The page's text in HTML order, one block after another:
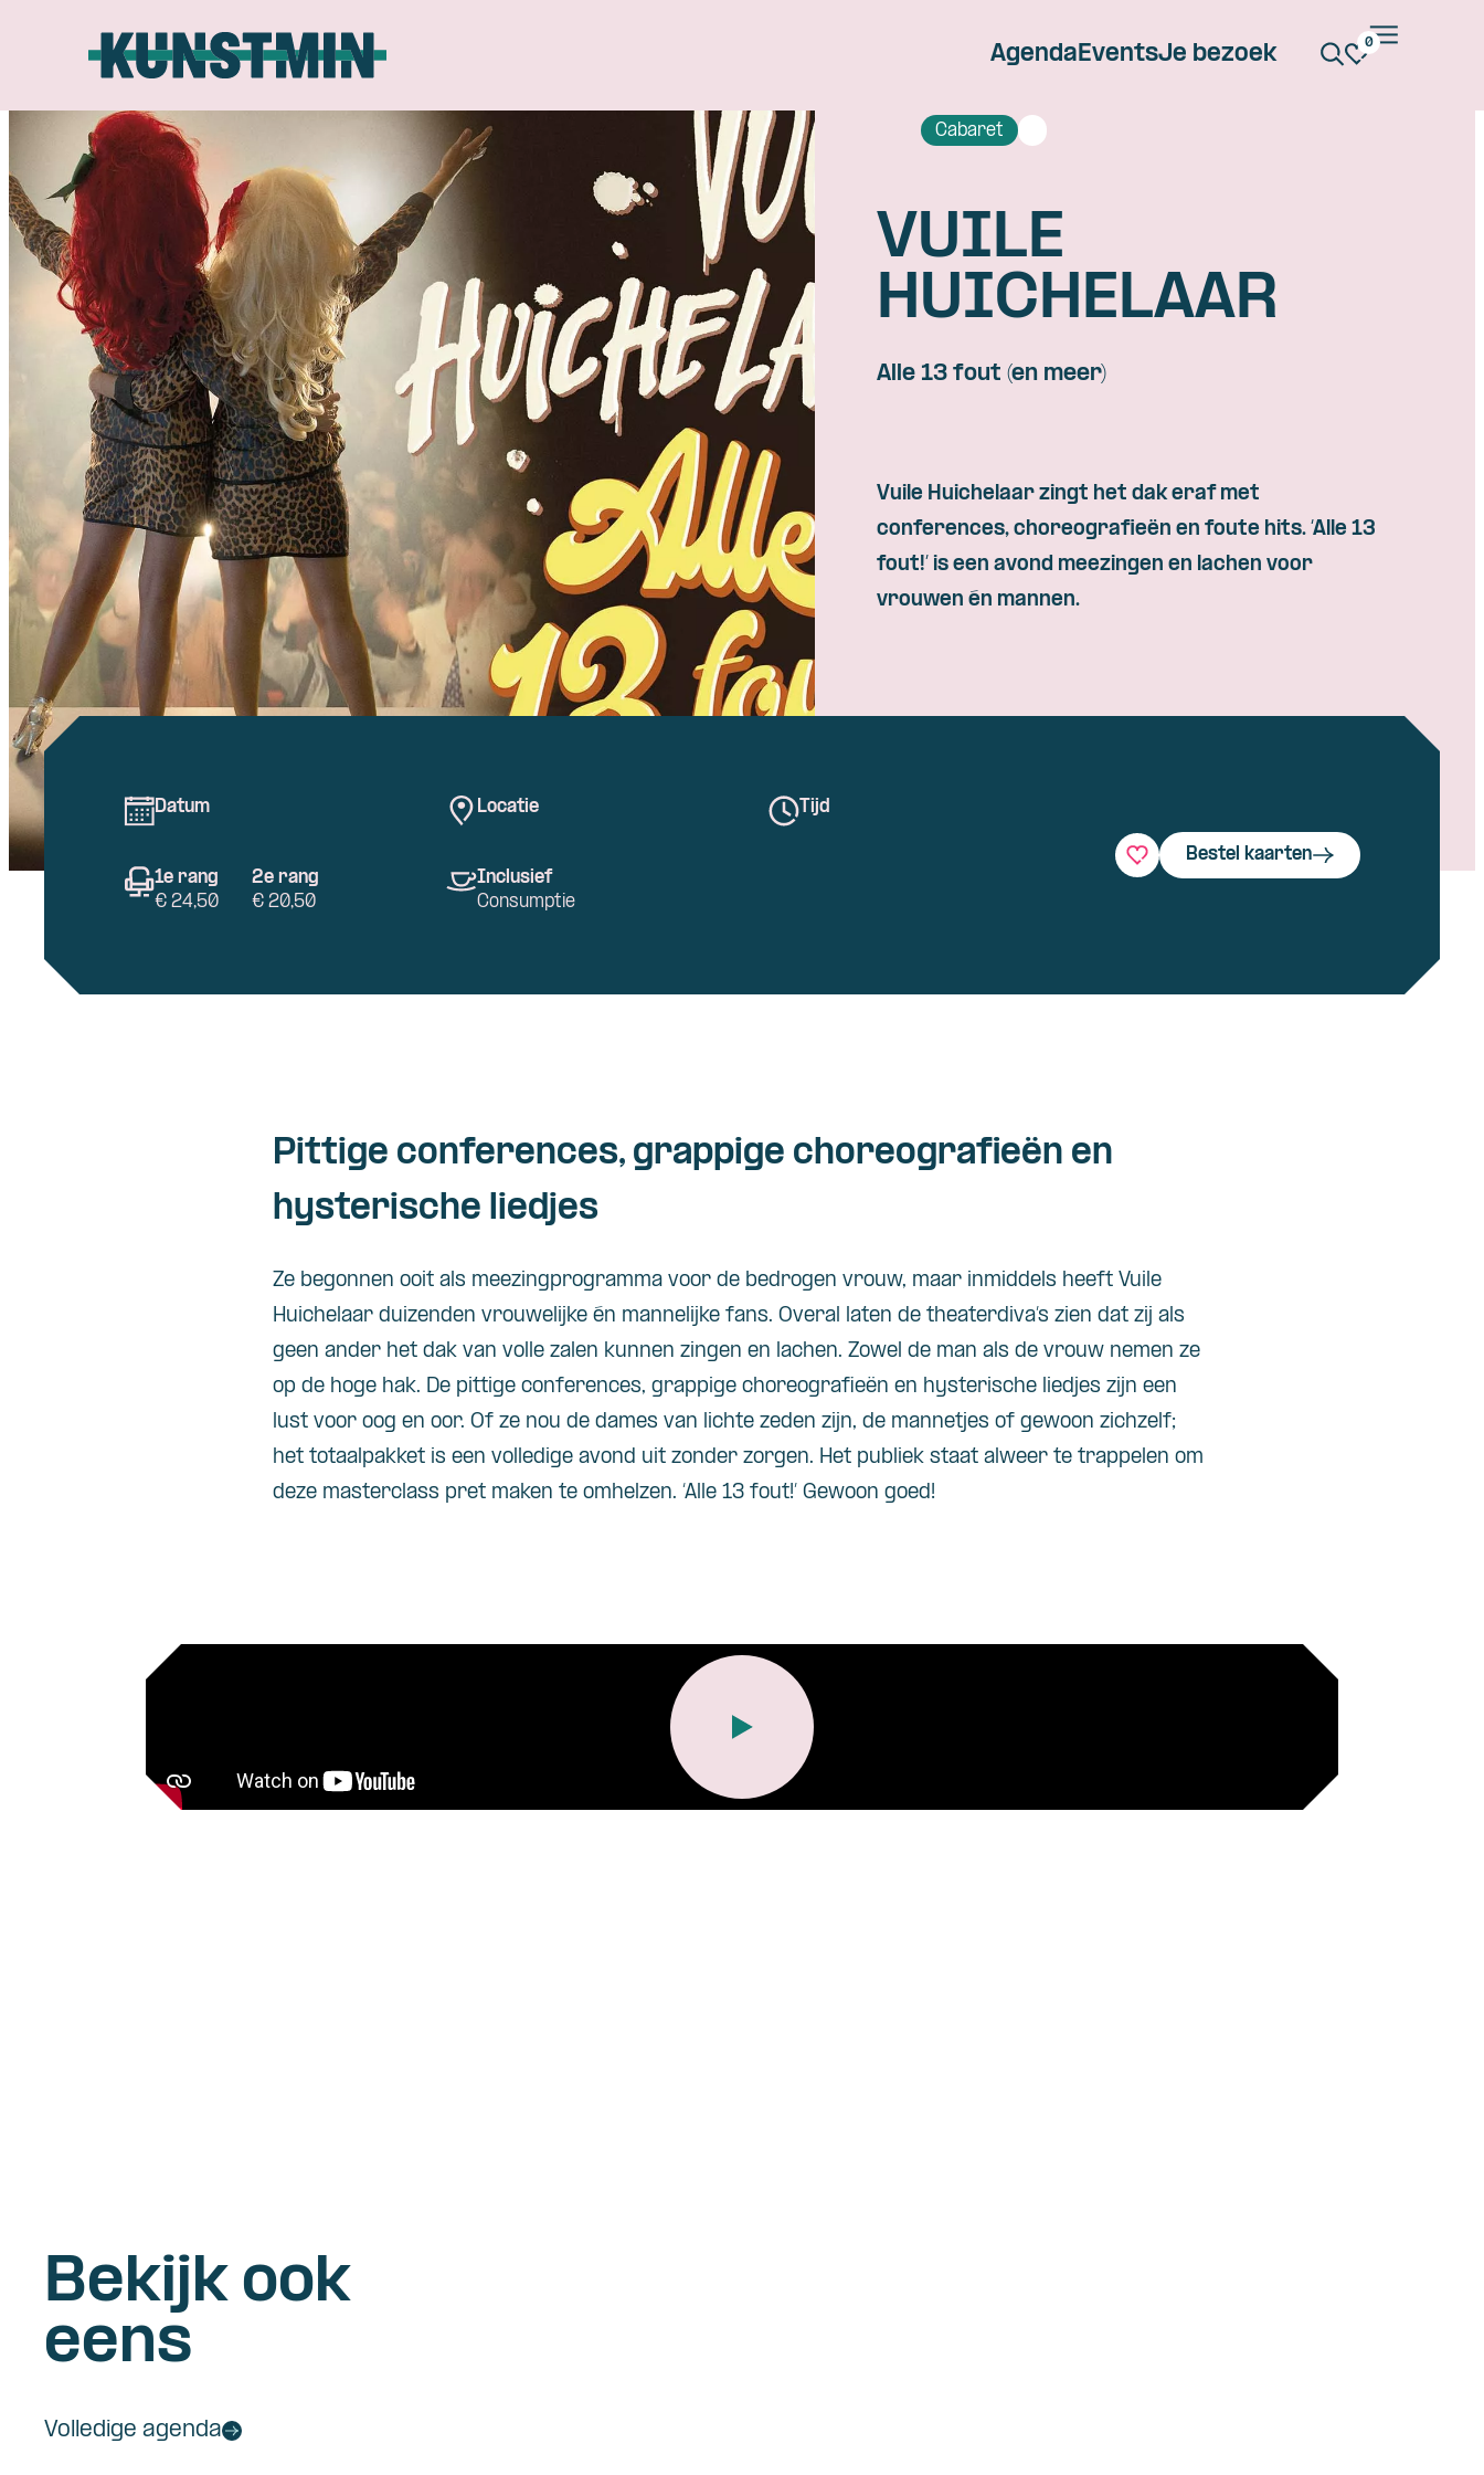
Skip navigatie
AgendaEventsJe bezoek 0
Cabaret
VUILE
HUICHELAAR
Alle 13 fout (en meer)
Vuile Huichelaar zingt het dakerafmet
conferences,choreografieën en foute hits. ‘Alle 13
fout!’ iseen avond meezingen en lachen voor
vrouwen én mannen.
Datum Locatie Tijd
1e rang
€ 24,50
2e rang
€ 20,50
Inclusief
Consumptie
Bestel kaarten
Pittige conferences, grappige choreografieën en
hysterische liedjes
Ze begonnen ooit als meezingprogramma voor de bedrogen vrouw, maar inmiddels heeft Vuile
Huichelaar duizenden vrouwelijke én mannelijke fans. Overal laten de theaterdiva’s zien dat zij als
geen ander het dak van volle zalen kunnen zingen en lachen. Zowel de man als de vrouw nemen ze
op de hoge hak. De pittige conferences, grappige choreografieën en hysterische liedjes zijn een
lust voor oog en oor. Of ze nou de dames van lichte zeden zijn, de mannetjes of gewoon zichzelf;
het totaalpakket is een volledige avond uit zonder zorgen. Het publiek staat alweer te trappelen om
deze masterclass pret maken te omhelzen. ‘Alle 13 fout!’ Gewoon goed!
Bekijk ook
eens
Volledige agenda